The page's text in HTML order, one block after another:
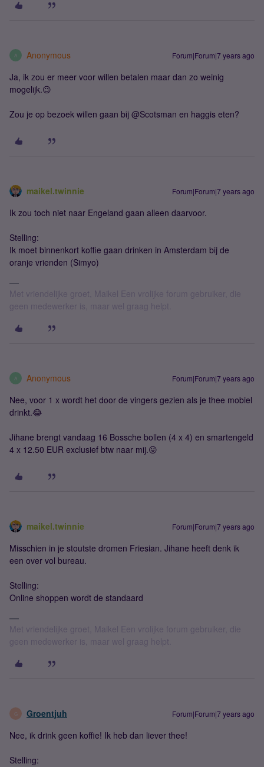
A Anonymous Forum|Forum|7 years ago
Ja, ik zou er meer voor willen betalen maar dan zo weinig
mogelijk.😉
Zou je op bezoek willen gaan bij @Scotsman en haggis eten?
maikel.twinnie Forum|Forum|7 years ago
Ik zou toch niet naar Engeland gaan alleen daarvoor.
Stelling:
Ik moet binnenkort koffie gaan drinken in Amsterdam bij de
oranje vrienden (Simyo)
Met vriendelijke groet, Maikel Een vrolijke forum gebruiker, die
geen medewerker is, maar wel graag helpt.
A Anonymous Forum|Forum|7 years ago
Nee, voor 1 x wordt het door de vingers gezien als je thee mobiel
drinkt.😂
Jihane brengt vandaag 16 Bossche bollen (4 x 4) en smartengeld
4 x 12.50 EUR exclusief btw naar mij.😛
maikel.twinnie Forum|Forum|7 years ago
Misschien in je stoutste dromen Friesian. Jihane heeft denk ik
een over vol bureau.
Stelling:
Online shoppen wordt de standaard
Met vriendelijke groet, Maikel Een vrolijke forum gebruiker, die
geen medewerker is, maar wel graag helpt.
G Groentjuh Forum|Forum|7 years ago
Nee, ik drink geen koffie! Ik heb dan liever thee!
Stelling: